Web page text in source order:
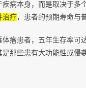
病本身，而是取决于多
治疗，患者的预期寿命与
瘤患者，五年生存率可
那些患有大功能性或侵